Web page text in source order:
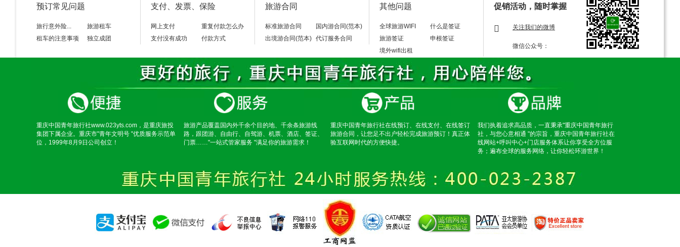
预订常见问题
旅行意外险...
旅游租车
租车的注意事项
独立成团
支付、发票、保险
网上支付
重复付款怎么办
支付没有成功
付款方式
旅游合同
标准旅游合同
国内游合同(范本)
出境游合同(范本) 代订服务合同
其他问题
全球旅游WIFI
什么是签证
旅游签证
申根签证
境外wifi出租
促销活动，随时掌握
关注我们的微博
微信公众号：
重庆中国青年旅行社www.023yts.com，是重庆旅投
集团下属企业。重庆市"青年文明号 "优质服务示范单
位，1999年8月9日公司创立！
旅游产品覆盖国内外千余个目的地、千余条旅游线
路，跟团游、自由行、自驾游、机票、酒店、签证、
门票……"一站式管家服务 "满足你的旅游需求！
重庆中国青年旅行社在线预订、在线支付、在线签订
旅游合同，让您足不出户轻松完成旅游预订！真正体
验互联网时代的方便快捷。
我们执着追求高品质，一直秉承"重庆中国青年旅行
社，与您心意相通 "的宗旨，重庆中国青年旅行社在
线网站+呼叫中心+门店服务体系让你享受全方位服
务；遍布全球的服务网络，让你轻松环游世界！